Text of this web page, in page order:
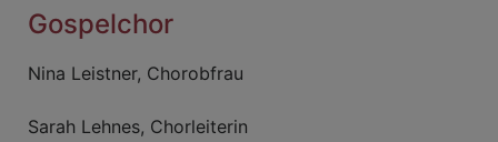
Gospelchor
Nina Leistner, Chorobfrau
Sarah Lehnes, Chorleiterin